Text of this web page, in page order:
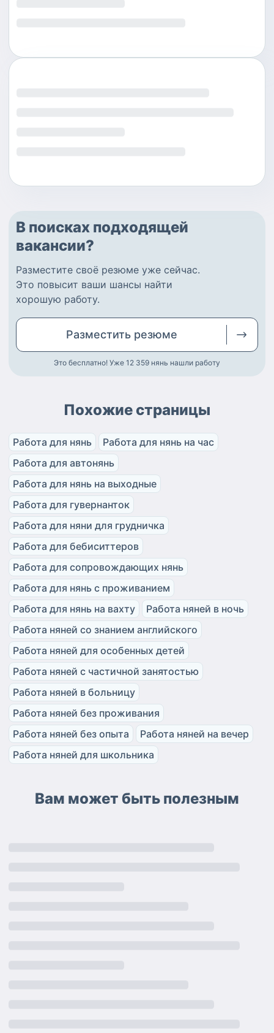
В поисках подходящей
вакансии?
Разместите своё резюме уже сейчас.
Это повысит ваши шансы найти
хорошую работу.
Разместить резюме
Это бесплатно! Уже 12 359 нянь нашли работу
Похожие страницы
Работа для нянь
Работа для нянь на час
Работа для автонянь
Работа для нянь на выходные
Работа для гувернанток
Работа для няни для грудничка
Работа для бебиситтеров
Работа для сопровождающих нянь
Работа для нянь с проживанием
Работа для нянь на вахту
Работа няней в ночь
Работа няней со знанием английского
Работа няней для особенных детей
Работа няней с частичной занятостью
Работа няней в больницу
Работа няней без проживания
Работа няней без опыта
Работа няней на вечер
Работа няней для школьника
Вам может быть полезным